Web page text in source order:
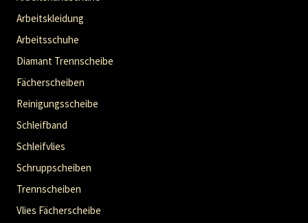
Arbeitskleidung
Arbeitsschuhe
Diamant Trennscheibe
Fächerscheiben
Reinigungsscheibe
Schleifband
Schleifvlies
Schruppscheiben
Trennscheiben
Vlies Fächerscheibe